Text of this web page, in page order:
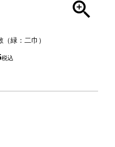
（緑：二巾）
税込